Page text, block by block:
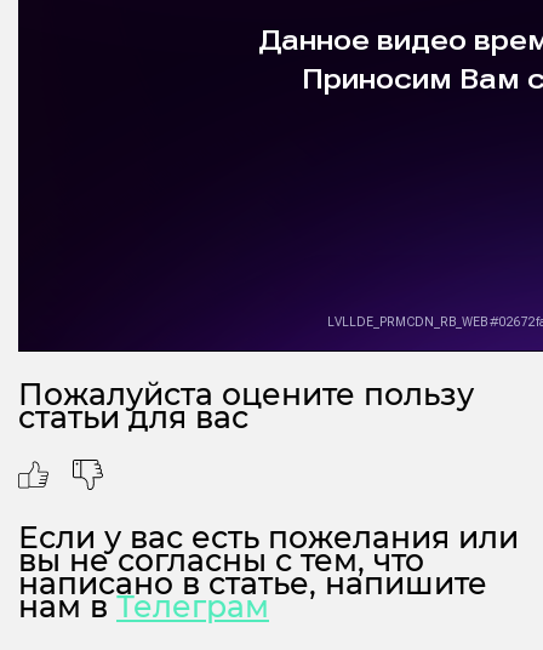
Пожалуйста оцените пользу
статьи для вас
Если у вас есть пожелания или
вы не согласны с тем, что
написано в статье, напишите
нам вТелеграм